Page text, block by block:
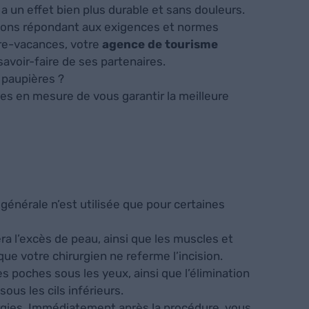
a un effet bien plus durable et sans douleurs.
répondant aux exigences et normes
vacances, votreagence de tourisme
faire de ses partenaires.
?
en mesure de vous garantir la meilleure
n’est utilisée que pour certaines
l’excès de peau, ainsi que les muscles et
votre chirurgien ne referme l’incision.
poches sous les yeux, ainsi que l’élimination
les cils inférieurs.